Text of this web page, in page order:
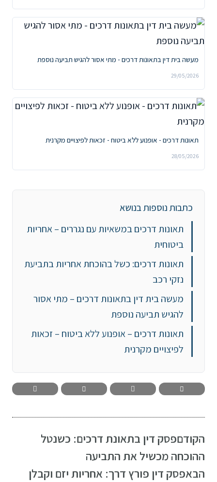
מעשה בית דין בתאונות דרכים - מתי אסור להגיש תביעה נוספת
29/05/2026
תאונות דרכים - אופנוע ללא ביטוח - זכאות לפיצויים מקרנית
28/05/2026
כתבות נוספות בנושא
תאונות דרכים במשאיות עם נגררים – אחריות
ביטוחית
תאונות דרכים: כשל בהוכחת אחריות בתביעת
נזקי רכב
מעשה בית דין בתאונות דרכים – מתי אסור
להגיש תביעה נוספת
תאונות דרכים – אופנוע ללא ביטוח – זכאות
לפיצויים מקרנית
הקודםפסק דין בתאונת דרכים: כשנטל
ההוכחה מכשיל את התביעה
הבאפסק דין פורץ דרך: אחריות יזם וקבלן